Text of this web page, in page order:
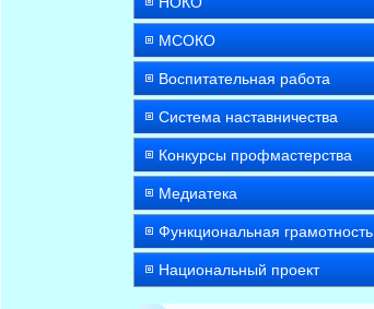
МСОКО
Воспитательная работа
Система наставничества
Конкурсы профмастерства
Медиатека
Функциональная грамотность
Национальный проект